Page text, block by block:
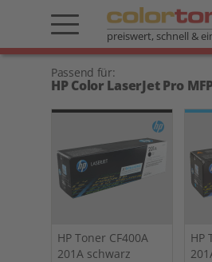
preiswert, schnell &
Passend für:
HP Color LaserJet Pro
HP Toner CF400A
201A schwarz
HP